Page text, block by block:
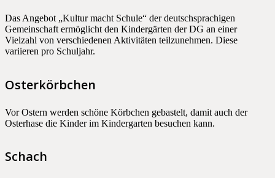
Das Angebot „Kultur macht Schule“ der deutschsprachigen
Gemeinschaft ermöglicht den Kindergärten der DG an einer
Vielzahl von verschiedenen Aktivitäten teilzunehmen. Diese
variieren pro Schuljahr.
Osterkörbchen
Vor Ostern werden schöne Körbchen gebastelt, damit auch der
Osterhase die Kinder im Kindergarten besuchen kann.
Schach